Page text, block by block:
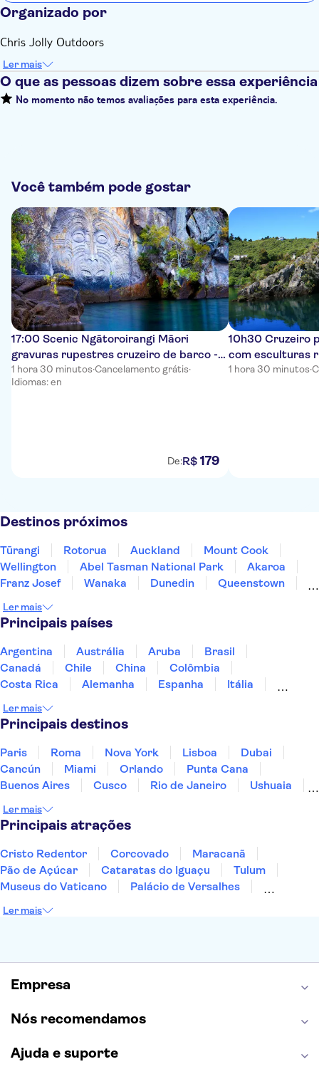
Organizado por
Chris Jolly Outdoors
Ler mais
O que as pessoas dizem sobre essa experiência
No momento não temos avaliações para esta experiência.
Você também pode gostar
17:00 Scenic Ngātoroirangi Māori
gravuras rupestres cruzeiro de barco -
vistas e vibrações
1 hora 30 minutos·Cancelamento grátis·
Idiomas: en
De:R$ 179
10h30 Cruzeiro
com esculturas
Ngātoroirangi
1 hora 30 minutos·
Destinos próximos
Tūrangi Rotorua Auckland
Mount Cook
Wellington
Abel Tasman National Park
Akaroa
Franz Josef
Wanaka Dunedin
Queenstown
Ler mais
Principais países
Argentina Austrália Aruba
Brasil
Canadá
Chile China
Colômbia
Costa Rica
Alemanha Espanha
Itália
Panamá
Peru
Ler mais
Principais destinos
Paris Roma Nova York Lisboa
Dubai
Cancún
Miami Orlando
Punta Cana
Buenos Aires
Cusco Rio de Janeiro
Ushuaia
Fernando de Noronha
Ler mais
Principais atrações
Cristo Redentor Corcovado
Maracanã
Pão de Açúcar
Cataratas do Iguaçu
Tulum
Museus do Vaticano
Palácio de Versalhes
Museu do Louvre
Ler mais
Empresa
Nós recomendamos
Ajuda e suporte